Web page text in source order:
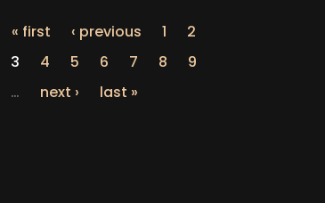
« first ‹ previous 1
2
3
4 5 6 7 8
9
…
next › last »